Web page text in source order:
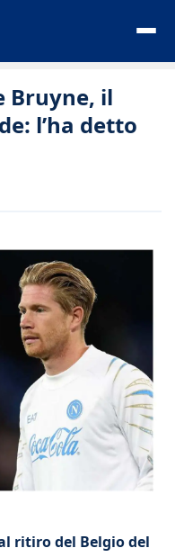
Bruyne, il
l’ha detto
ritiro del Belgio del